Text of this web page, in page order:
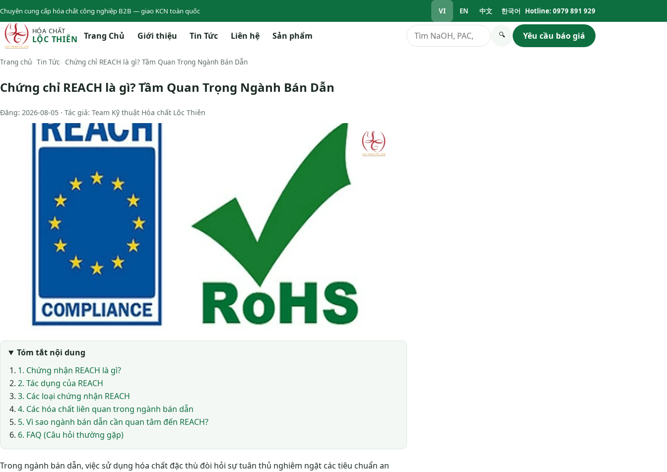
Chuyên cung cấp hóa chất công nghiệp B2B — giao KCN toàn quốc VI EN 中文 한국어 Hotline: 0979 891 929
HÓA CHẤT
LỘC THIÊN Trang Chủ Giới thiệu Tin Tức Liên hệ Sản phẩm Tìm kiếm 🔍 Yêu cầu báo giá
Trang chủ Tin Tức Chứng chỉ REACH là gì? Tầm Quan Trọng Ngành Bán Dẫn
Chứng chỉ REACH là gì? Tầm Quan Trọng Ngành Bán Dẫn
Đăng: 2026-08-05 · Tác giả: Team Kỹ thuật Hóa chất Lộc Thiên
Tóm tắt nội dung
1. Chứng nhận REACH là gì?
2. Tác dụng của REACH
3. Các loại chứng nhận REACH
4. Các hóa chất liên quan trong ngành bán dẫn
5. Vì sao ngành bán dẫn cần quan tâm đến REACH?
6. FAQ (Câu hỏi thường gặp)
Trong ngành bán dẫn, việc sử dụng hóa chất đặc thù đòi hỏi sự tuân thủ nghiêm ngặt các tiêu chuẩn an